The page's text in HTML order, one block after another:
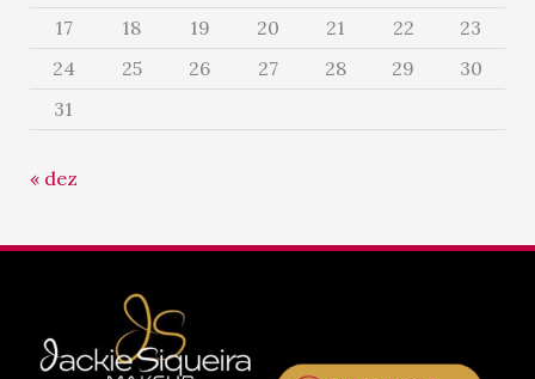
17
18 19 20 21 22
23
24
25 26 27 28 29
30
31
« dez